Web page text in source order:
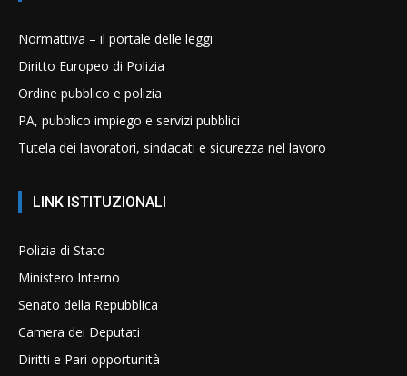
Normattiva – il portale delle leggi
Diritto Europeo di Polizia
Ordine pubblico e polizia
PA, pubblico impiego e servizi pubblici
Tutela dei lavoratori, sindacati e sicurezza nel lavoro
LINK ISTITUZIONALI
Polizia di Stato
Ministero Interno
Senato della Repubblica
Camera dei Deputati
Diritti e Pari opportunità